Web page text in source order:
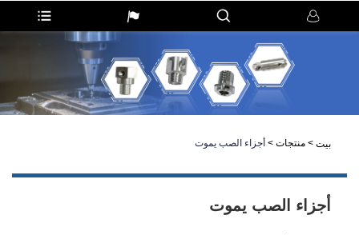
بيت > منتجات > أجزاء الصب يموت
أجزاء الصب يموت